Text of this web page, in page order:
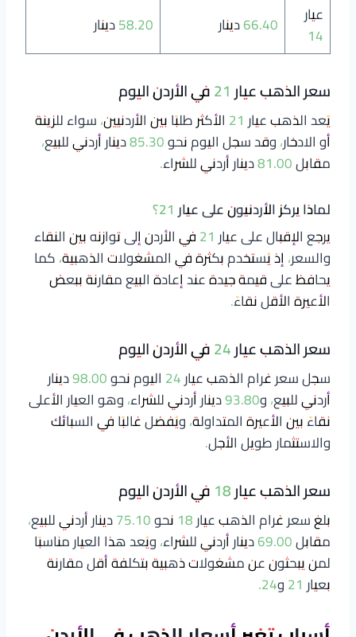
عيار
14
66.40 دينار 58.20 دينار
سعر الذهب عيار 21 في الأردن اليوم
يُعد الذهب عيار 21 الأكثر طلبًا بين الأردنيين، سواء للزينة
أو الادخار، وقد سجل اليوم نحو 85.30 دينار أردني للبيع،
مقابل 81.00 دينار أردني للشراء.
لماذا يركز الأردنيون على عيار 21؟
يرجع الإقبال على عيار 21 في الأردن إلى توازنه بين النقاء
والسعر، إذ يُستخدم بكثرة في المشغولات الذهبية، كما
يحافظ على قيمة جيدة عند إعادة البيع مقارنة ببعض
الأعيرة الأقل نقاءً.
سعر الذهب عيار 24 في الأردن اليوم
سجل سعر غرام الذهب عيار 24 اليوم نحو 98.00 دينار
أردني للبيع، و93.80 دينار أردني للشراء، وهو العيار الأعلى
نقاءً بين الأعيرة المتداولة، ويُفضل غالبًا في السبائك
والاستثمار طويل الأجل.
سعر الذهب عيار 18 في الأردن اليوم
بلغ سعر غرام الذهب عيار 18 نحو 75.10 دينار أردني للبيع،
مقابل 69.00 دينار أردني للشراء، ويُعد هذا العيار مناسبًا
لمن يبحثون عن مشغولات ذهبية بتكلفة أقل مقارنة
بعيار 21 و24.